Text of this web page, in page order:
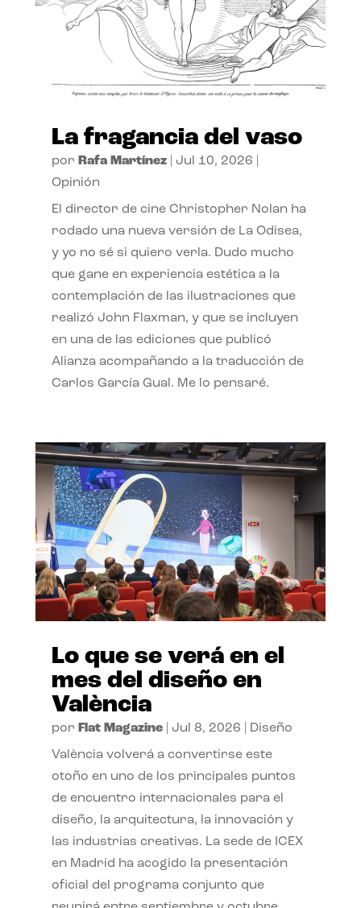
La fragancia del vaso
por Rafa Martínez| Jul 10, 2026
Opinión
El director de cine Christopher Nolan ha
rodado una nueva versión de La Odisea,
y yo no sé si quiero verla. Dudo mucho
que gane en experiencia estética a la
contemplación de las ilustraciones que
realizó John Flaxman, y que se incluyen
en una de las ediciones que publicó
Alianza acompañando a la traducción de
Carlos García Gual. Me lo pensaré.
Lo que se verá en el
mes del diseño en
València
por Flat Magazine| Jul 8, 2026 Diseño
València volverá a convertirse este
otoño en uno de los principales puntos
de encuentro internacionales para el
diseño, la arquitectura, la innovación y
las industrias creativas. La sede de ICEX
en Madrid ha acogido la presentación
oficial del programa conjunto que